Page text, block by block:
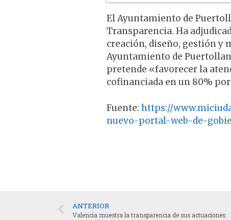
El Ayuntamiento de
Transparencia. Ha
creación, diseño, gestión y
Ayuntamiento de
pretende «favorecer la
cofinanciada en un 80%
Fuente: https://
nuevo-portal-web-de-
ANTERIOR
Valencia muestra la transparencia de sus actuaciones